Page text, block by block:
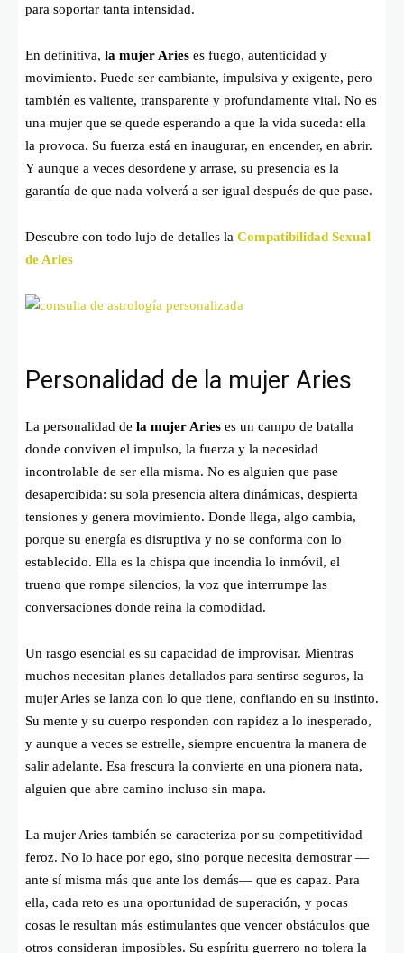
para soportar tanta intensidad.
En definitiva, la mujer Aries es fuego, autenticidad y
movimiento. Puede ser cambiante, impulsiva y exigente, pero
también es valiente, transparente y profundamente vital. No es
una mujer que se quede esperando a que la vida suceda: ella
la provoca. Su fuerza está en inaugurar, en encender, en abrir.
Y aunque a veces desordene y arrase, su presencia es la
garantía de que nada volverá a ser igual después de que pase.
Descubre con todo lujo de detalles la Compatibilidad Sexual
de Aries
Personalidad de la mujer Aries
La personalidad de la mujer Aries es un campo de batalla
donde conviven el impulso, la fuerza y la necesidad
incontrolable de ser ella misma. No es alguien que pase
desapercibida: su sola presencia altera dinámicas, despierta
tensiones y genera movimiento. Donde llega, algo cambia,
porque su energía es disruptiva y no se conforma con lo
establecido. Ella es la chispa que incendia lo inmóvil, el
trueno que rompe silencios, la voz que interrumpe las
conversaciones donde reina la comodidad.
Un rasgo esencial es su capacidad de improvisar. Mientras
muchos necesitan planes detallados para sentirse seguros, la
mujer Aries se lanza con lo que tiene, confiando en su instinto.
Su mente y su cuerpo responden con rapidez a lo inesperado,
y aunque a veces se estrelle, siempre encuentra la manera de
salir adelante. Esa frescura la convierte en una pionera nata,
alguien que abre camino incluso sin mapa.
La mujer Aries también se caracteriza por su competitividad
feroz. No lo hace por ego, sino porque necesita demostrar —
ante sí misma más que ante los demás— que es capaz. Para
ella, cada reto es una oportunidad de superación, y pocas
cosas le resultan más estimulantes que vencer obstáculos que
otros consideran imposibles. Su espíritu guerrero no tolera la